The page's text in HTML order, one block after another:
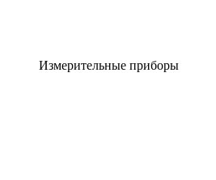
Измерительные приборы